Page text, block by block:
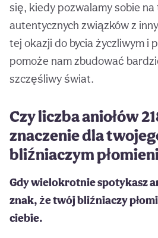
się, kiedy pozwalamy sobie na
autentycznych związków z
tej okazji do bycia życzliwym i
pomoże nam zbudować
szczęśliwy świat.
Czy liczba aniołów
znaczenie dla
bliźniaczym
Gdy wielokrotnie spotykasz
znak, że twój bliźniaczy
ciebie.